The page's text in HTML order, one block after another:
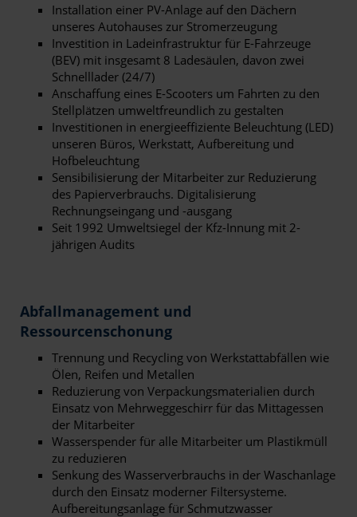
Installation einer PV-Anlage auf den Dächern
unseres Autohauses zur Stromerzeugung
Investition in Ladeinfrastruktur für E-Fahrzeuge
(BEV) mit insgesamt 8 Ladesäulen, davon zwei
Schnelllader (24/7)
Anschaffung eines E-Scooters um Fahrten zu den
Stellplätzen umweltfreundlich zu gestalten
Investitionen in energieeffiziente Beleuchtung (LED)
unseren Büros, Werkstatt, Aufbereitung und
Hofbeleuchtung
Sensibilisierung der Mitarbeiter zur Reduzierung
des Papierverbrauchs. Digitalisierung
Rechnungseingang und -ausgang
Seit 1992 Umweltsiegel der Kfz-Innung mit 2-
jährigen Audits
Abfallmanagement und
Ressourcenschonung
Trennung und Recycling von Werkstattabfällen wie
Ölen, Reifen und Metallen
Reduzierung von Verpackungsmaterialien durch
Einsatz von Mehrweggeschirr für das Mittagessen
der Mitarbeiter
Wasserspender für alle Mitarbeiter um Plastikmüll
zu reduzieren
Senkung des Wasserverbrauchs in der Waschanlage
durch den Einsatz moderner Filtersysteme.
Aufbereitungsanlage für Schmutzwasser